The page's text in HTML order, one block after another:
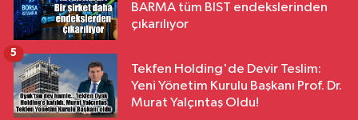
BARMA tüm BIST endekslerinden
çıkarılıyor
Tekfen Holding'de Devir Teslim:
Yeni Yönetim Kurulu Başkanı Prof. Dr.
Murat Yalçıntaş Oldu!
5